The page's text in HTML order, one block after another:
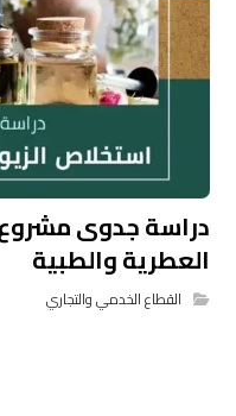
دراسة جدوى
العطرية والطبية
القطاع الخدمي والتجاري